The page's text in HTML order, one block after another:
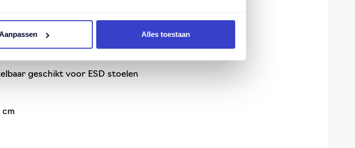
Alles toestaan
geschikt voor ESD stoelen